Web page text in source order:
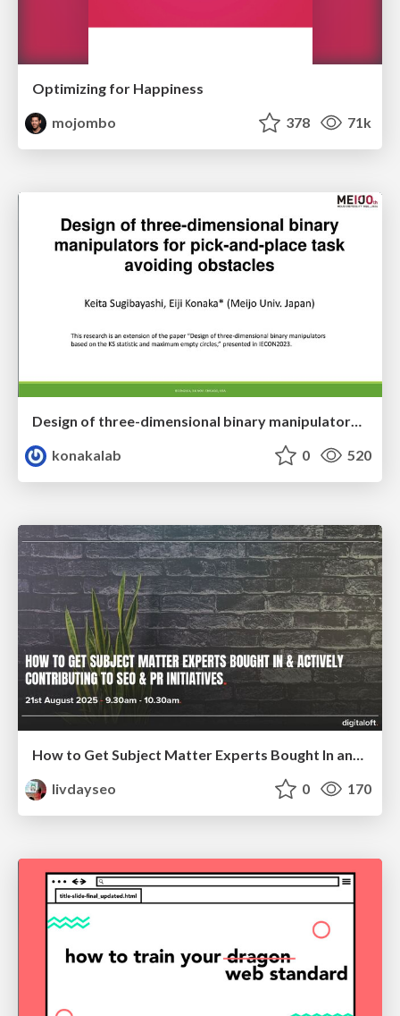
Optimizing for Happiness
mojombo
378 71k
Design of three-dimensional binary manipulators for pick-and-place task avoiding obstacles (IECON2024)
konakalab
0 520
livdayseo
0 170